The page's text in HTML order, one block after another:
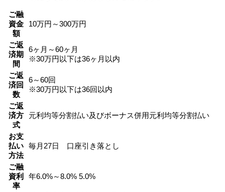
ご融
資金
額
10万円～300万円
ご返
済期
間
6ヶ月～60ヶ月
※30万円以下は36ヶ月以内
ご返
済回
数
6～60回
※30万円以下は36回以内
ご返
済方
式
元利均等分割払い及びボーナス併用元利均等分割払い
お支
払い
方法
毎月27日 口座引き落とし
ご融
資利
率
年6.0%～8.0% 5.0%